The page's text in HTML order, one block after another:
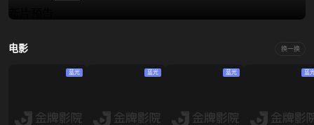
电影 换一换
蓝光 蓝光 蓝光 蓝